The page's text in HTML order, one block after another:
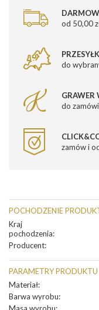
od 50,00
do
GRAWER
do
zamów i
POCHODZENIE
Kraj
pochodzenia:
Producent:
PARAMETRY PRODUKTU
Materiał:
Barwa wyrobu: